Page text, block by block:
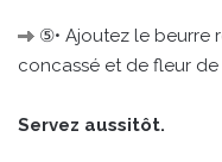
⑤• Ajoutez le beurre
concassé et de fleur de
Servez aussitôt.